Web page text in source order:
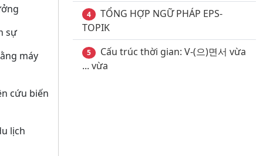
sự
máy
cứu biến
lịch
4
TỔNG HỢP NGỮ PHÁP EPS-
TOPIK
5
Cấu trúc thời gian: V-(으)면서 vừa
... vừa